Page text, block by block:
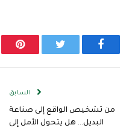
فيسبوك تويتر
السابق
من تشخيص الواقع إلى صناعة
البديل… هل يتحول الأمل إلى